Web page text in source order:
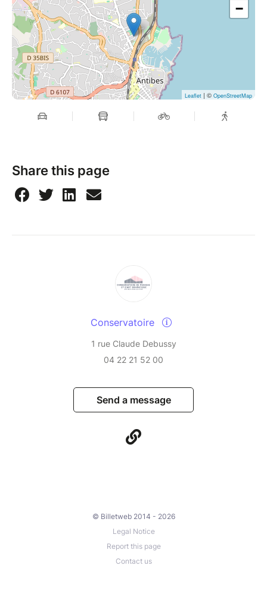
−
Leaflet | © OpenStreetMap
Share this page
Conservatoire
1 rue Claude Debussy
04 22 21 52 00
Send a message
© Billetweb 2014 - 2026
Legal Notice
Report this page
Contact us